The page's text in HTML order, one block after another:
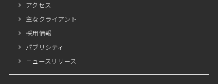
アクセス
主なクライアント
採用情報
パブリシティ
ニュースリリース